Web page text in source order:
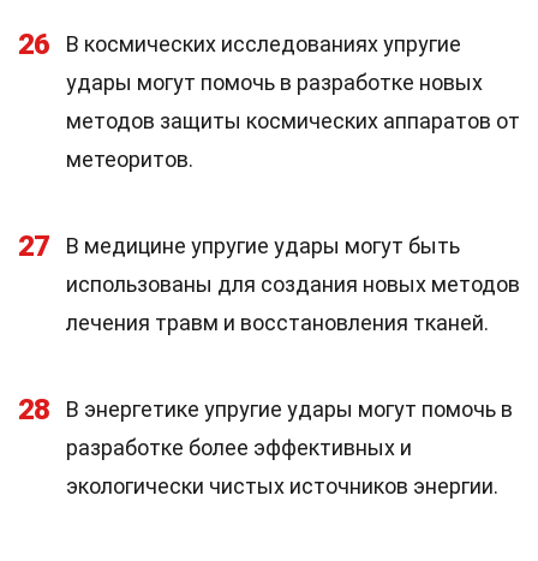
26
В космических исследованиях упругие
удары могут помочь в разработке новых
методов защиты космических аппаратов от
метеоритов.
27
В медицине упругие удары могут быть
использованы для создания новых методов
лечения травм и восстановления тканей.
28
В энергетике упругие удары могут помочь в
разработке более эффективных и
экологически чистых источников энергии.